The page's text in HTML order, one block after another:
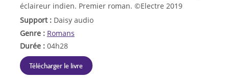
éclaireur indien. Premier roman. ©Electre 2019
Support : Daisy audio
Genre : Romans
Durée : 04h28
Télécharger le livre